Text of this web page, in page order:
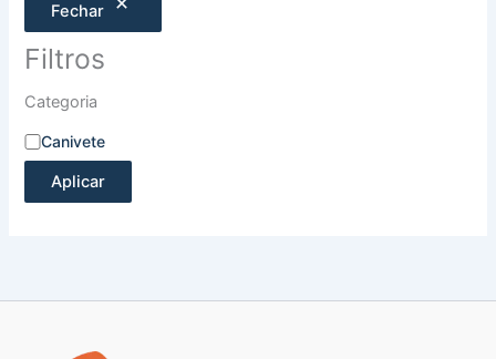
Fechar
Filtros
Categoria
Canivete
Aplicar